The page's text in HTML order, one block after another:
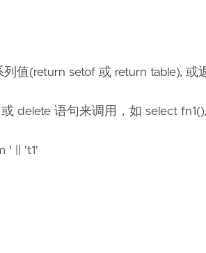
值(return setof 或 return table), 或
delete 语句来调用，如 select
' || 't1'